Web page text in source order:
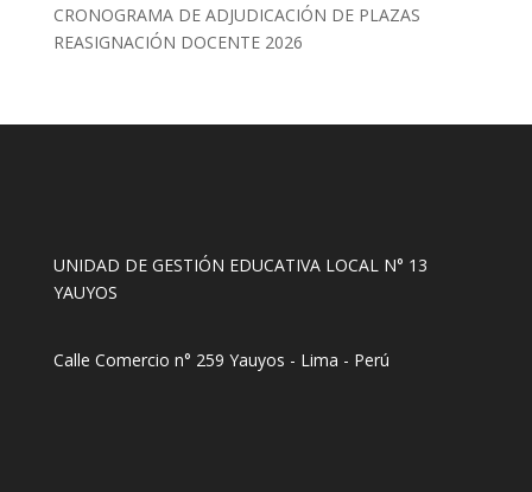
CRONOGRAMA DE ADJUDICACIÓN DE PLAZAS
REASIGNACIÓN DOCENTE 2026
UNIDAD DE GESTIÓN EDUCATIVA LOCAL N° 13
YAUYOS
Calle Comercio n° 259 Yauyos - Lima - Perú